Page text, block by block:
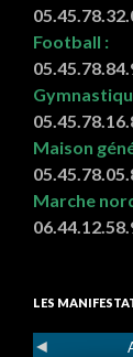
Football :
Maison
Marche
LES
◄